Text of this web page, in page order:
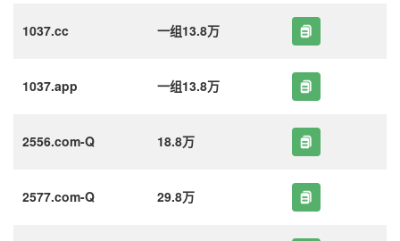
1037.cc 一组13.8万
1037.app 一组13.8万
2556.com-Q 18.8万
2577.com-Q 29.8万